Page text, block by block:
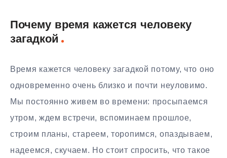
Почему время кажется человеку
загадкой
Время кажется человеку загадкой потому, что оно
одновременно очень близко и почти неуловимо.
Мы постоянно живем во времени: просыпаемся
утром, ждем встречи, вспоминаем прошлое,
строим планы, стареем, торопимся, опаздываем,
надеемся, скучаем. Но стоит спросить, что такое